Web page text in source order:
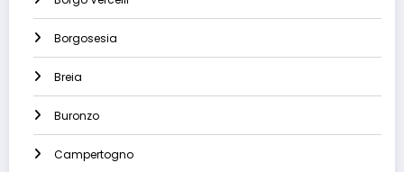
Borgosesia
Breia
Buronzo
Campertogno